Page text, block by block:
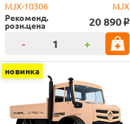
MJX-10306
MJX
Рекоменд.
розн.цена 20 890 o
- +
новинка